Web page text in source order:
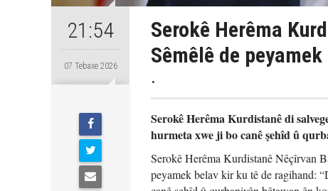
21:54
07 Tebaxe 2026
Serokê Herêma
Sêmêlê de
.
Serokê Herêma Kurdistanê di
hurmeta xwe ji bo canê şehîd û
Serokê Herêma Kurdistanê Nêçîrvan
peyamek belav kir ku tê de ragihand: